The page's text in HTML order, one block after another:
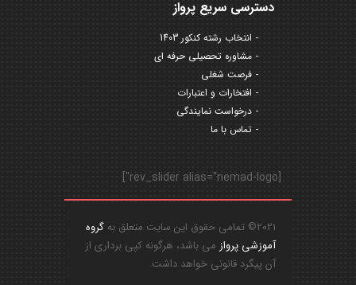
دسترسی سریع پرواز
انتخاب رشته کنکور 1403
مشاوره تحصیلی حرفه ای
فرصت شغلی
افتخارات و اعتبارات
درخواست نمایندگی
تماس با ما
[rev_slider alias="nemad-logo"]
2021© تمامی حقوق این سایت متعلق به
گروه
آموزشی پرواز می باشد، هرگونه کپی برداری از
آن پیگرد قانونی خواهد داشت.